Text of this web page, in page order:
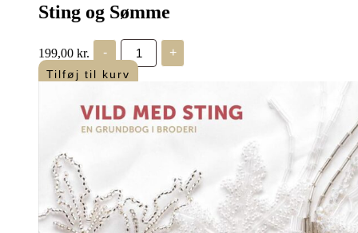
Sting og Sømme
199,00 kr. -
Sting
og
Sømme
antal
+
Tilføj til kurv